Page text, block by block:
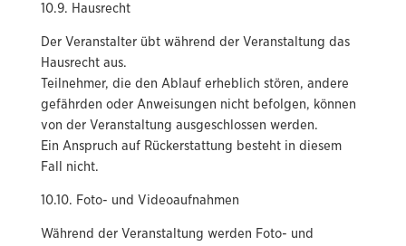
10.9. Hausrecht
Der Veranstalter übt während der Veranstaltung das
Hausrecht aus.
Teilnehmer, die den Ablauf erheblich stören, andere
gefährden oder Anweisungen nicht befolgen, können
von der Veranstaltung ausgeschlossen werden.
Ein Anspruch auf Rückerstattung besteht in diesem
Fall nicht.
10.10. Foto- und Videoaufnahmen
Während der Veranstaltung werden Foto- und